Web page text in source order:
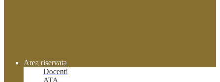
Area riservata
Docenti